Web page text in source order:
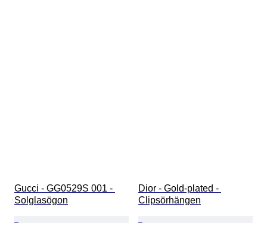
Gucci - GG0529S 001 -
Solglasögon
Dior - Gold-plated -
Clipsörhängen